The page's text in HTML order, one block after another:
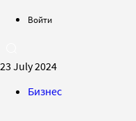
Войти
23 July 2024
Бизнес